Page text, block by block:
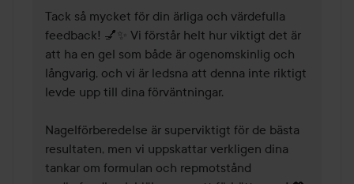
Tack så mycket för din ärliga och värdefulla
feedback! 💅✨ Vi förstår helt hur viktigt det är
att ha en gel som både är ogenomskinlig och
långvarig, och vi är ledsna att denna inte riktigt
levde upp till dina förväntningar.
Nagelförberedelse är superviktigt för de bästa
resultaten, men vi uppskattar verkligen dina
tankar om formulan och repmotstånd